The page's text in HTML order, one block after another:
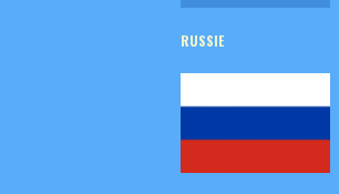
RUSSIE